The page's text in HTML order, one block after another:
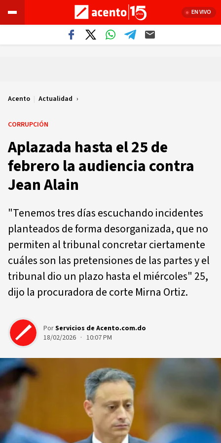
EN VIVO
Acento | Actualidad
CORRUPCIÓN
Aplazada hasta el 25 de
febrero la audiencia contra
Jean Alain
"Tenemos tres días escuchando incidentes
planteados de forma desorganizada, que no
permiten al tribunal concretar ciertamente
cuáles son las pretensiones de las partes y el
tribunal dio un plazo hasta el miércoles" 25,
dijo la procuradora de corte Mirna Ortiz.
PorServicios de Acento.com.do
18/02/2026 · 10:07 PM